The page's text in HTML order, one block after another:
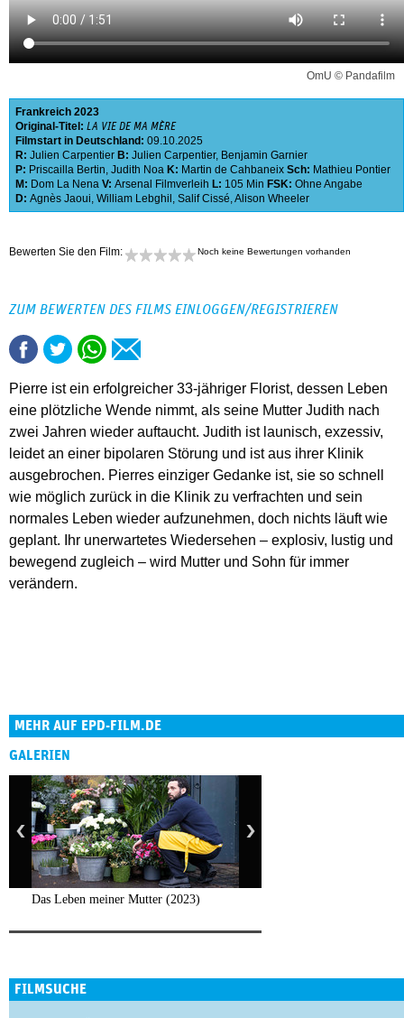
OmU © Pandafilm
Frankreich 2023
Original-Titel: LA VIE DE MA MÈRE
Filmstart in Deutschland: 09.10.2025
R: Julien Carpentier B: Julien Carpentier, Benjamin Garnier
P: Priscailla Bertin, Judith Noa K: Martin de Cahbaneix Sch: Mathieu Pontier
M: Dom La Nena V: Arsenal Filmverleih L: 105 Min FSK: Ohne Angabe
D: Agnès Jaoui, William Lebghil , Salif Cissé,Alison Wheeler
Bewerten Sie den Film: Noch keine Bewertungen vorhanden
ZUM BEWERTEN DES FILMS EINLOGGEN/REGISTRIEREN
Pierre ist ein erfolgreicher 33-jähriger Florist, dessen Leben
eine plötzliche Wende nimmt, als seine Mutter Judith nach
zwei Jahren wieder auftaucht. Judith ist launisch, exzessiv,
leidet an einer bipolaren Störung und ist aus ihrer Klinik
ausgebrochen. Pierres einziger Gedanke ist, sie so schnell
wie möglich zurück in die Klinik zu verfrachten und sein
normales Leben wieder aufzunehmen, doch nichts läuft wie
geplant. Ihr unerwartetes Wiedersehen – explosiv, lustig und
bewegend zugleich – wird Mutter und Sohn für immer
verändern.
MEHR AUF EPD-FILM.DE
GALERIEN
Das Leben meiner Mutter (2023)
FILMSUCHE